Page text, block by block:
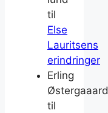
til
Else
Lauritsens
erindringer
Erling
Østergaaard
til